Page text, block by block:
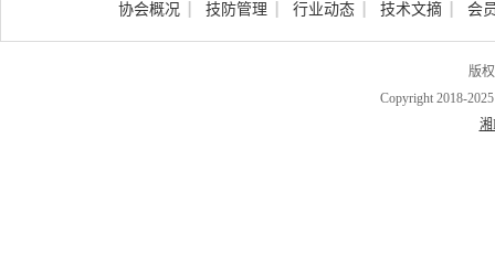
协会概况 技防管理 行业动态 技术文摘 会
版
Copyright 2018-
湘